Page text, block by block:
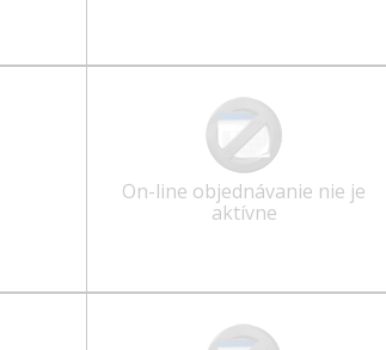
On-line objednávanie nie je
aktívne